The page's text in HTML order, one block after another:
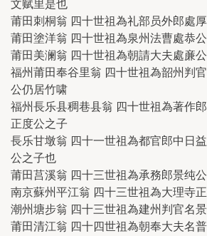
文赋里是也
莆田刺桐翁 四十世祖為礼部员外郎處
莆田塗洋翁 四十世祖為泉州法曹處恭公
莆田美澜翁 四十世祖為朝請大夫處亷公
福州莆田奉谷里翁 四十世祖為韶州判
公仍居竹啸
福州長乐县稠巷县翁 四十世祖為著作
正度公之子
長乐甘墩翁 四十一世祖為都官郎中日
公之子也
莆田莒溪翁 四十三世祖為承務郎景纯
南京蘇州平江翁 四十三世祖為大理寺
潮州塘步翁 四十三世祖為建州判官名
莆田清江翁 四十四世祖為朝奉大夫名